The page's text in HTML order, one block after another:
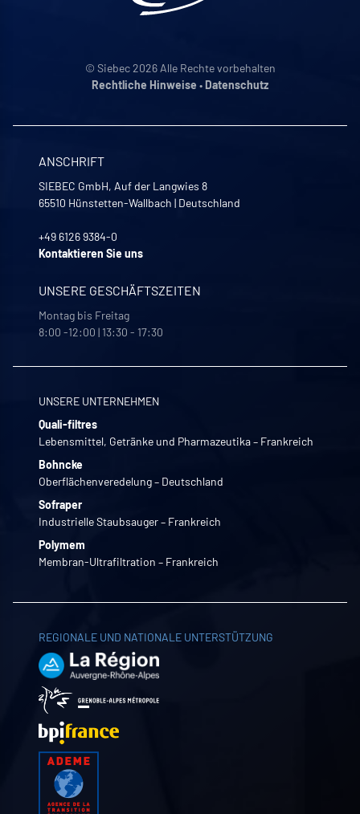
© Siebec 2026 Alle Rechte vorbehalten
Rechtliche Hinweise • Datenschutz
ANSCHRIFT
SIEBEC GmbH, Auf der Langwies 8
65510 Hünstetten-Wallbach | Deutschland
+49 6126 9384-0
Kontaktieren Sie uns
UNSERE GESCHÄFTSZEITEN
Montag bis Freitag
8:00 -12:00 | 13:30 - 17:30
UNSERE UNTERNEHMEN
Quali-filtres
Lebensmittel, Getränke und Pharmazeutika – Frankreich
Bohncke
Oberflächenveredelung – Deutschland
Sofraper
Industrielle Staubsauger – Frankreich
Polymem
Membran-Ultrafiltration – Frankreich
REGIONALE UND NATIONALE UNTERSTÜTZUNG